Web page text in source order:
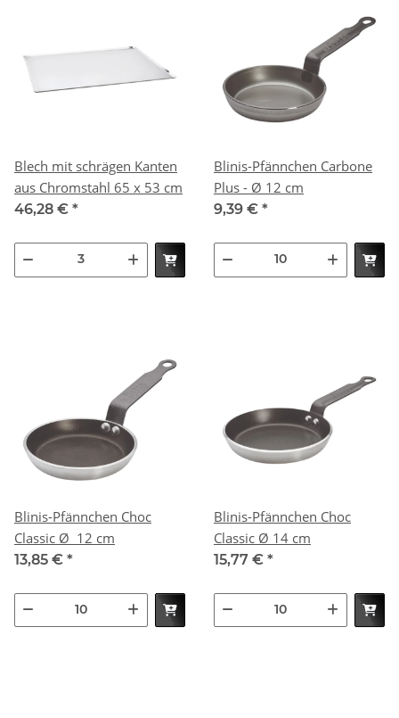
Blech mit schrägen Kanten
aus Chromstahl 65 x 53 cm
46,28 € *
Blinis-Pfännchen Carbone
Plus - Ø 12 cm
9,39 € *
Blinis-Pfännchen Choc
Classic Ø 12 cm
13,85 € *
Blinis-Pfännchen Choc
Classic Ø 14 cm
15,77 € *